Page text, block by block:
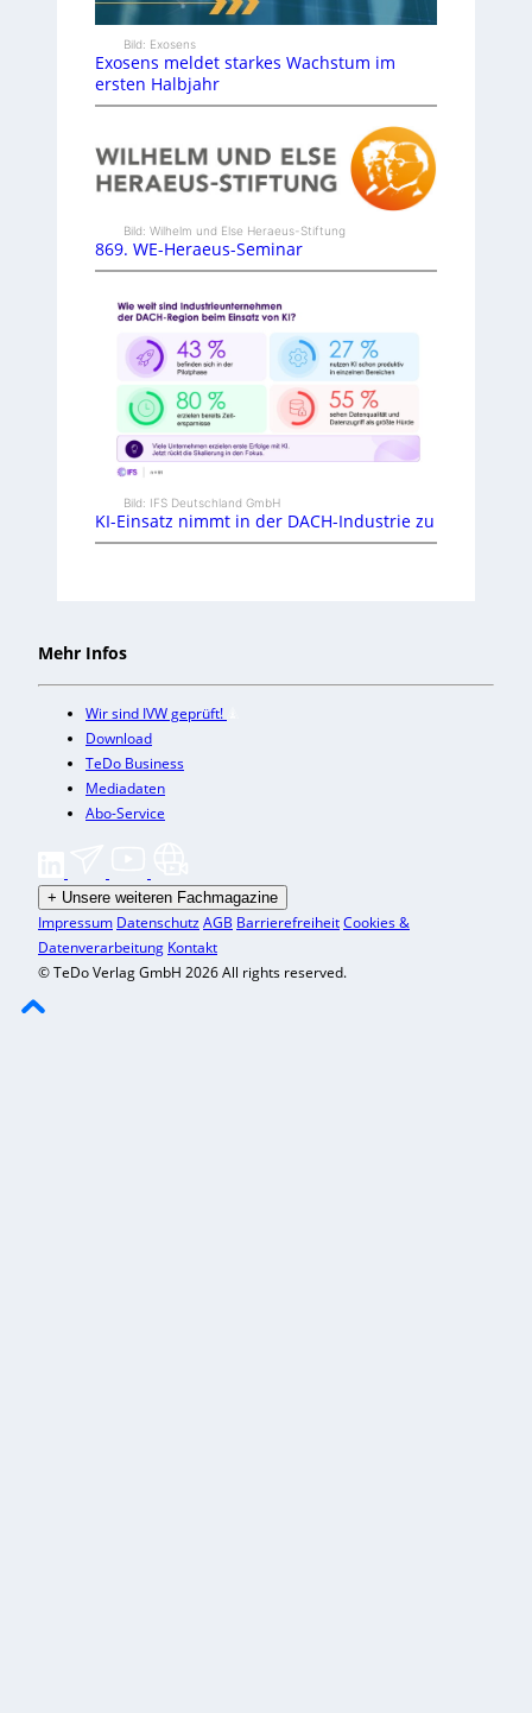
Bild: Exosens
Exosens meldet starkes Wachstum im
ersten Halbjahr
Bild: Wilhelm und Else Heraeus-Stiftung
869. WE-Heraeus-Seminar
Bild: IFS Deutschland GmbH
KI-Einsatz nimmt in der DACH-Industrie zu
Mehr Infos
Wir sind IVW geprüft!
Download
TeDo Business
Mediadaten
Abo-Service
+ Unsere weiteren Fachmagazine
Impressum DatenschutzAGB BarrierefreiheitCookies &
Datenverarbeitung Kontakt
© TeDo Verlag GmbH 2026 All rights reserved.